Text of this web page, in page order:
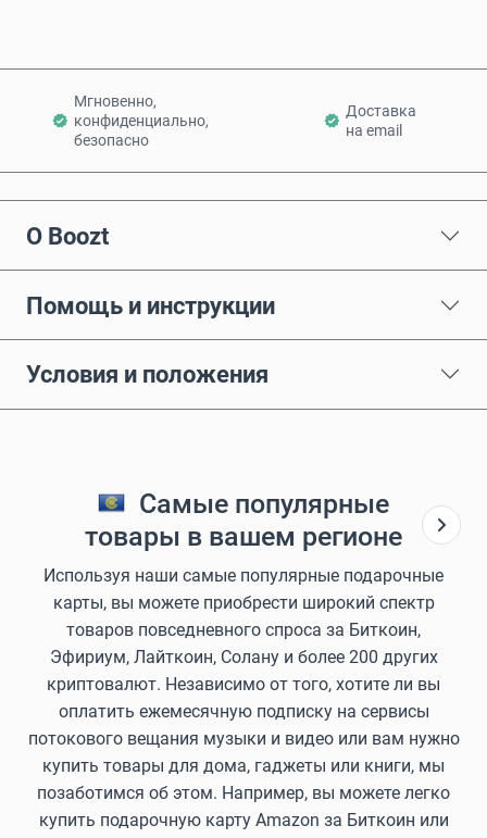
Мгновенно,
конфиденциально,
безопасно
Доставка
на email
О Boozt
Помощь и инструкции
Условия и положения
Самые популярные
товары в вашем регионе
Используя наши самые популярные подарочные
карты, вы можете приобрести широкий спектр
товаров повседневного спроса за Биткоин,
Эфириум, Лайткоин, Солану и более 200 других
криптовалют. Независимо от того, хотите ли вы
оплатить ежемесячную подписку на сервисы
потокового вещания музыки и видео или вам нужно
купить товары для дома, гаджеты или книги, мы
позаботимся об этом. Например, вы можете легко
купить подарочную карту Amazon за Биткоин или